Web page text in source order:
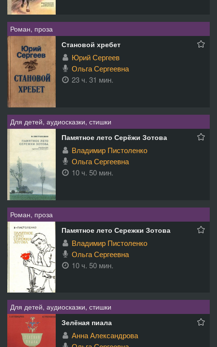
Роман, проза
Становой хребет
Юрий Сергеев
Ольга Сергеевна
23 ч. 31 мин.
Для детей, аудиосказки, стишки
Памятное лето Серёжи Зотова
Владимир Пистоленко
Ольга Сергеевна
10 ч. 50 мин.
Роман, проза
Памятное лето Сережки Зотова
Владимир Пистоленко
Ольга Сергеевна
10 ч. 50 мин.
Для детей, аудиосказки, стишки
Зелёная пиала
Анна Александрова